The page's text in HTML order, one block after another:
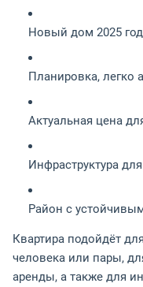
Новый дом 2025
Планировка, легко
Актуальная цена
Инфраструктура
Район с
Квартира подойдёт
человека или пары,
аренды, а также для